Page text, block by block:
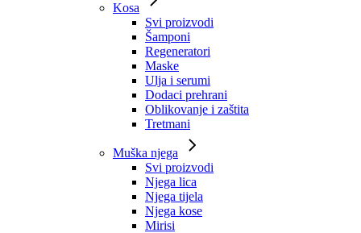
Kosa
Svi proizvodi
Šamponi
Regeneratori
Maske
Ulja i serumi
Dodaci prehrani
Oblikovanje i zaštita
Tretmani
Muška njega
Svi proizvodi
Njega lica
Njega tijela
Njega kose
Mirisi